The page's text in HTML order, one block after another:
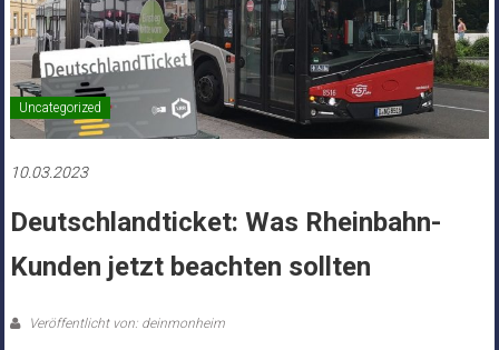
Uncategorized
10.03.2023
Deutschlandticket: Was Rheinbahn-
Kunden jetzt beachten sollten
Veröffentlicht von: deinmonheim